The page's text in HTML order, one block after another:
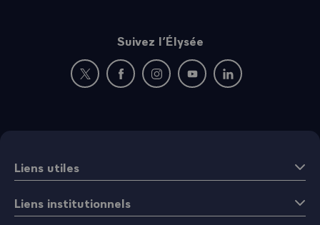
Suivez l’Élysée
Nouvelle fenêtre : rejoignez-nous sur Twitter
Nouvelle fenêtre : rejoignez-nous sur
Nouvelle fenêtre : rejoignez-nous
Nouvelle fenêtre :
Nouvelle fenêtre :
Liens utiles
Liens institutionnels